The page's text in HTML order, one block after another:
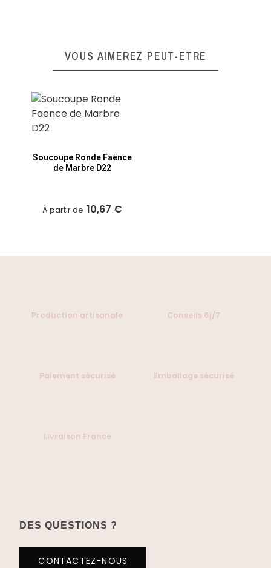
VOUS AIMEREZ PEUT-ÊTRE
Soucoupe Ronde Faënce
de Marbre D22
À partir de 10,67 €
Production artisanale Conseils 6j/7
Paiement sécurisé Emballage sécurisé
Livraison France
DES QUESTIONS ?
CONTACTEZ-NOUS